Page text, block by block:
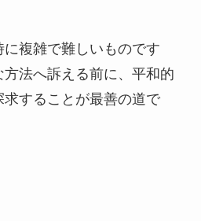
に複雑で難しいものです
法へ訴える前に、平和的
することが最善の道で